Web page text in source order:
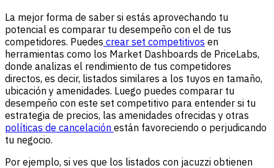
La mejor forma de saber si estás aprovechando tu
potencial es comparar tu desempeño con el de tus
competidores. Puedes crear set competitivos en
herramientas como los Market Dashboards de PriceLabs,
donde analizas el rendimiento de tus competidores
directos, es decir, listados similares a los tuyos en tamaño,
ubicación y amenidades. Luego puedes comparar tu
desempeño con este set competitivo para entender si tu
estrategia de precios, las amenidades ofrecidas y otras
políticas de cancelación están favoreciendo o perjudicando
tu negocio.
Por ejemplo, si ves que los listados con jacuzzi obtienen